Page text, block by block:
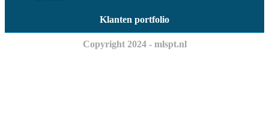
Klanten portfolio
Copyright 2024 - mlspt.nl